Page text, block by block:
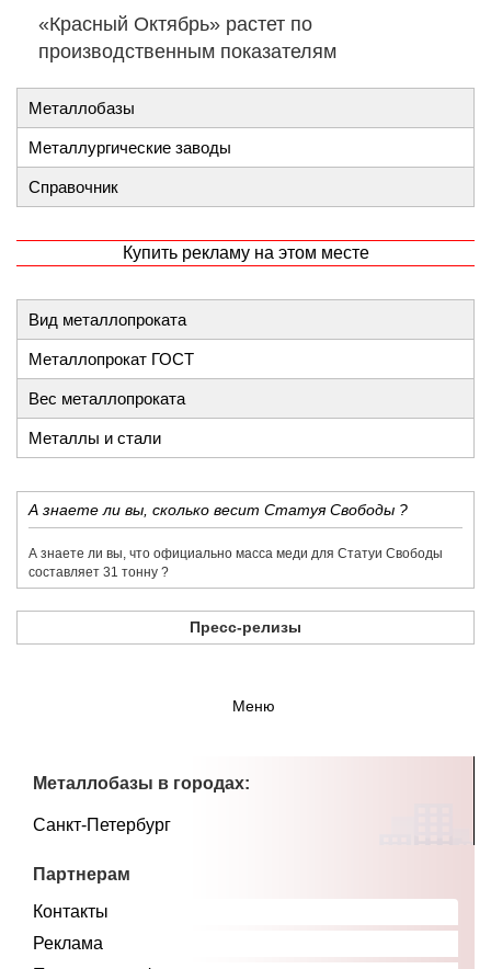
«Красный Октябрь» растет по
производственным показателям
Металлобазы
Металлургические заводы
Справочник
Купить рекламу на этом месте
Вид металлопроката
Металлопрокат ГОСТ
Вес металлопроката
Металлы и стали
​А знаете ли вы, сколько весит Статуя Свободы ?
​А знаете ли вы, что официально масса меди для Статуи Свободы
составляет 31 тонну ?
Пресс-релизы
Меню
Металлобазы в городах:
Санкт-Петербург
Партнерам
Контакты
Реклама